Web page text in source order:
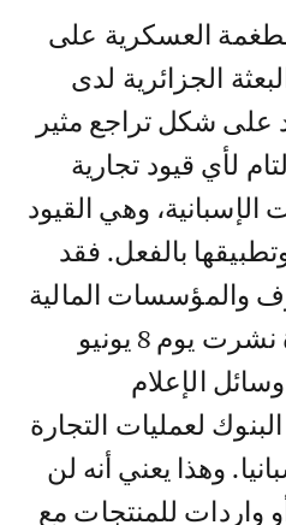
العسكرية على
الجزائرية لدى
على شكل تراجع مثير
لأي قيود تجارية
الإسبانية، وهي القيود
بالفعل. فقد
والمؤسسات المالية
الجزائرية، في مذكرة نشرت يوم 8 يونيو
الإعلام
لعمليات التجارة
وهذا يعني أنه لن
واردات للمنتجات مع